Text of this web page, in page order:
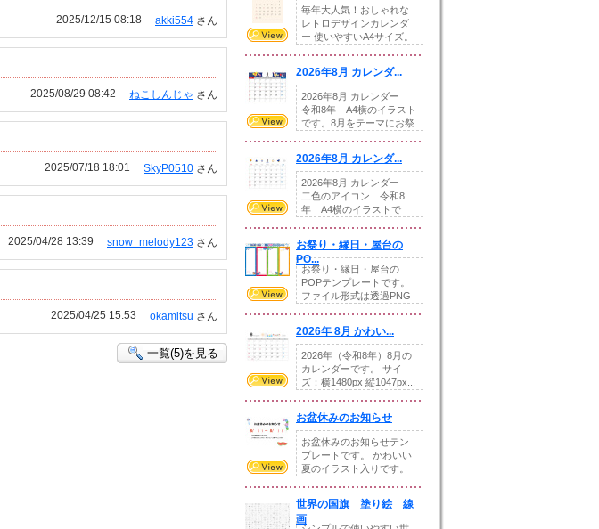
akki554 さん
2025/12/15 08:18
ねこしんじゃ さん
2025/08/29 08:42
SkyP0510 さん
2025/07/18 18:01
snow_melody123 さん
2025/04/28 13:39
okamitsu さん
2025/04/25 15:53
一覧(5)を見る
毎年大人気！おしゃれな
レトロデザインカレンダ
ー 使いやすいA4サイズ。
2026年8月 カレンダ...
2026年8月 カレンダー
令和8年 A4横のイラスト
です。8月をテーマにお祭
2026年8月 カレンダ...
2026年8月 カレンダー
二色のアイコン 令和8
年 A4横のイラストで
お祭り・縁日・屋台の
PO...
お祭り・縁日・屋台の
POPテンプレートです。
ファイル形式は透過PNG
2026年 8月 かわい...
2026年（令和8年）8月の
カレンダーです。 サイ
ズ：横1480px 縦1047px...
お盆休みのお知らせ
お盆休みのお知らせテン
プレートです。 かわいい
夏のイラスト入りです。
世界の国旗 塗り絵 線
画